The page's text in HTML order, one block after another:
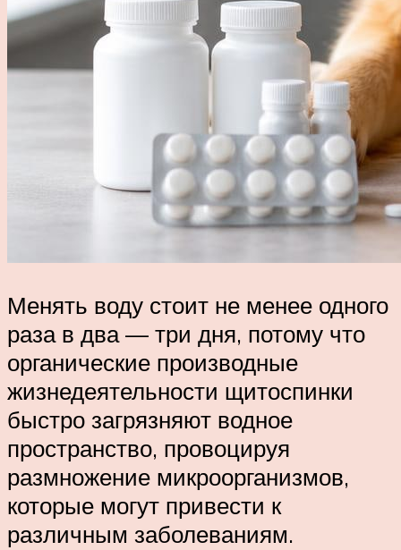
Менять воду стоит не менее одного
раза в два — три дня, потому что
органические производные
жизнедеятельности щитоспинки
быстро загрязняют водное
пространство, провоцируя
размножение микроорганизмов,
которые могут привести к
различным заболеваниям.